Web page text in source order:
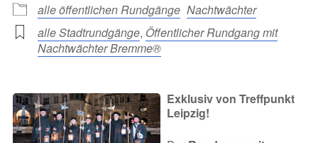
alle öffentlichen Rundgänge Nachtwächter
alle Stadtrundgänge, Öffentlicher Rundgang mit
Nachtwächter Bremme®
Exklusiv von Treffpunkt
Leipzig!